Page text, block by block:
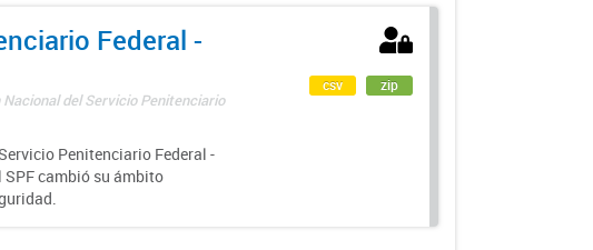
Federal -
del Servicio Penitenciario
Penitenciario Federal -
SPF cambió su ámbito
csv zip